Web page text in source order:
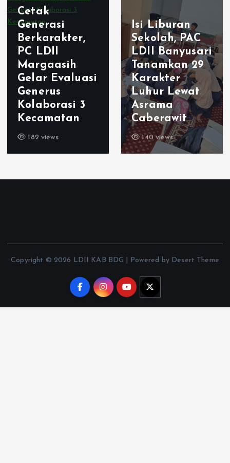
Cetak
Generasi
Berkarakter,
PC LDII
Margaasih
Gelar Evaluasi
Generus
Kolaborasi 3
Kecamatan
182 views
Isi Liburan
Sekolah, PAC
LDII Banyusari
Tanamkan 29
Karakter
Luhur Lewat
Asrama
Caberawit
140 views
Copyright © 2026 LDII KAB BDG | Powered by Desert Theme